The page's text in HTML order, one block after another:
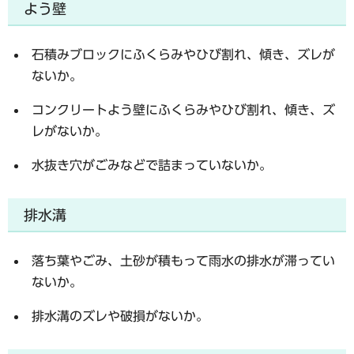
よう壁
石積みブロックにふくらみやひび割れ、傾き、ズレが
ないか。
コンクリートよう壁にふくらみやひび割れ、傾き、ズ
レがないか。
水抜き穴がごみなどで詰まっていないか。
排水溝
落ち葉やごみ、土砂が積もって雨水の排水が滞ってい
ないか。
排水溝のズレや破損がないか。